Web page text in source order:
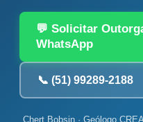
💬 Solicitar
WhatsApp
📞 (51) 99289-2188
Chert Bobsin · Geólogo